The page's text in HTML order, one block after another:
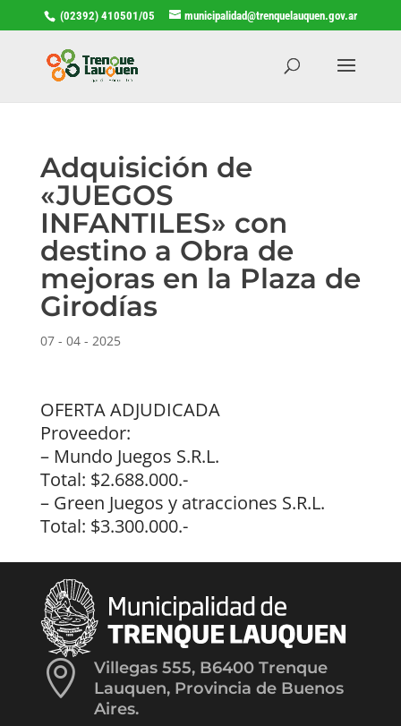
(02392) 410501/05 municipalidad@trenquelauquen.gov.ar
Adquisición de
«JUEGOS
INFANTILES» con
destino a Obra de
mejoras en la Plaza de
Girodías
07 - 04 - 2025
OFERTA ADJUDICADA
Proveedor:
– Mundo Juegos S.R.L.
Total: $2.688.000.-
– Green Juegos y atracciones S.R.L.
Total: $3.300.000.-

Villegas 555, B6400 Trenque
Lauquen, Provincia de Buenos
Aires.